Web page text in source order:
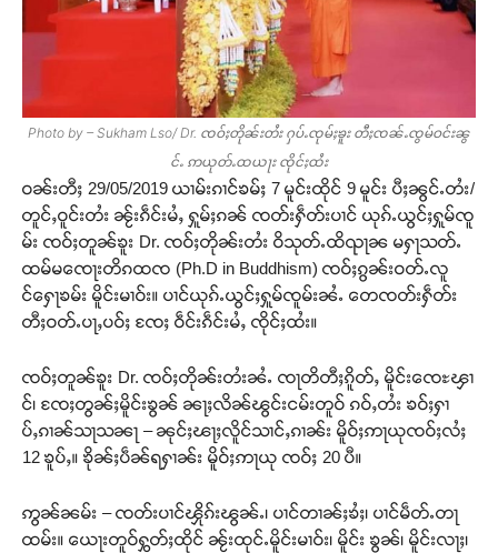
Photo by – Sukham Lso/ Dr. ၸဝ်ႈတိုၼ်းတႆး ႁပ်ႉၸုမ်ႈၶူး တီႈၸၼ်ႉၸွမ်ဝင်းၼွ
င်ႉ ဢယုတ်ႉထယႃး ၸိုင်ႈထႆး
ဝၼ်းတီႈ 29/05/2019 ယၢမ်းၵၢင်ၶမ်ႈ 7 မူင်းထိုင် 9 မူင်း ပီႈၼွင်ႉတႆး/
တူင်ႇဝူင်းတႆး ၼႂ်းၵဵင်းမႆႇ ႁူမ်ႈၵၼ် ၸတ်းႁဵတ်းပၢင် ယုၵ်ႉယွင်ႈႁူမ်ၸူ
မ်း ၸဝ်ႈတူၼ်ၶူး Dr. ၸဝ်ႈတိုၼ်းတႆး ဝိသုတ်ႉထိၺႃၼ မႁႃသတ်ႉ
ထမ်မၸေႃးတိၵထၸ (Ph.D in Buddhism) ၸဝ်ႈၵွၼ်းဝတ်ႉလူ
င်ႁေႃၶမ်း မိူင်းမၢဝ်း။ ပၢင်ယုၵ်ႉယွင်ႈႁူမ်ၸူမ်းၼႆႉ တေၸတ်းႁဵတ်း
တီႈဝတ်ႉပႃႇပဝ်ႈ ၸႄႈ ဝဵင်းၵဵင်းမႆႇ ၸိုင်ႈထႆး။
ၸဝ်ႈတူၼ်ၶူး Dr. ၸဝ်ႈတိုၼ်းတႆးၼႆႉ ၸႃတိတီႈၵိူတ်ႇ မိူင်းၸေႊၾၢ
င်၊ ၸႄႈတွၼ်ႈမိူင်းၶွၼ် ၼႃႈလိၼ်ၽွင်းငမ်းတူဝ် ၵဝ်ႇတႆး ၶဝ်ႈႁၢ
ပ်ႇၵၢၼ်သႃသၼႃ – ၼုင်ႈၽႃႈလိူင်သၢင်ႇၵၢၼ်း မိူဝ်ႈဢႃယုၸဝ်ႈလႆႈ
12 ၶူပ်ႇ။ ၶိုၼ်ႈပဵၼ်ရႁၢၼ်း မိူဝ်ႈဢႃယု ၸဝ်ႈ 20 ပီ။
ဢွၼ်ၼမ်း – ၸတ်းပၢင်ၾိုၵ်းၽွၼ်ႉ၊ ပၢင်တၢၼ်ႈၶႆႈ၊ ပၢင်မဵတ်ႉတႃ
ထမ်း။ ယေႃးတူဝ်ႁွတ်ႈထိုင် ၼႂ်းထုင်ႉမိူင်းမၢဝ်း၊ မိူင်း ၶွၼ်၊ မိူင်းလႃႈ၊